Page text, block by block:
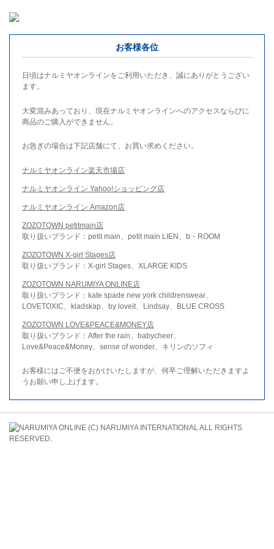
お客様各位
日頃はナルミヤオンラインをご利用いただき、誠にありがとうござい
ます。
大変混みあっており、現在ナルミヤオンラインへのアクセスならびに
商品のご購入ができません。
お急ぎの場合は下記店舗にて、お買い求めください。
ナルミヤオンライン楽天市場店
ナルミヤオンライン Yahoo!ショッピング店
ナルミヤオンライン Amazon店
ZOZOTOWN petitmain店
取り扱いブランド：petit main、petit main LIEN、b・ROOM
ZOZOTOWN X-girl Stages店
取り扱いブランド：X-girl Stages、XLARGE KIDS
ZOZOTOWN NARUMIYA ONLINE店
取り扱いブランド：kate spade new york childrenswear、
LOVETOXIC、kladskap、by loveit、Lindsay、BLUE CROSS
ZOZOTOWN LOVE&PEACE&MONEY店
取り扱いブランド：After the rain、babycheer、
Love&Peace&Money、sense of wonder、キリンのソフィ
お客様にはご不便をおかけいたしますが、何卒ご理解いただきますよ
うお願い申し上げます。